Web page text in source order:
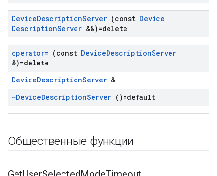
DeviceDescriptionServer (const Device
DescriptionServer &&)=delete
operator= (const DeviceDescriptionServer
&)=delete
DeviceDescriptionServer &
~DeviceDescriptionServer ()=default
Общественные функции